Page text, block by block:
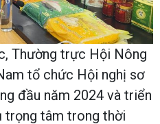
Thường trực Hội Nông
tổ chức Hội nghị sơ
đầu năm 2024 và triển
trọng tâm trong thời